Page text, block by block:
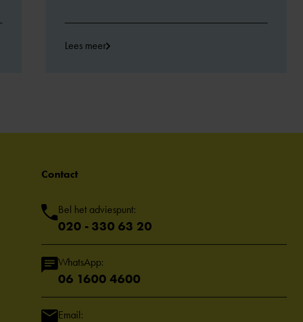
Lees meer
Contact
Bel het adviespunt:
020 - 330 63 20
WhatsApp:
06 1600 4600
Email: